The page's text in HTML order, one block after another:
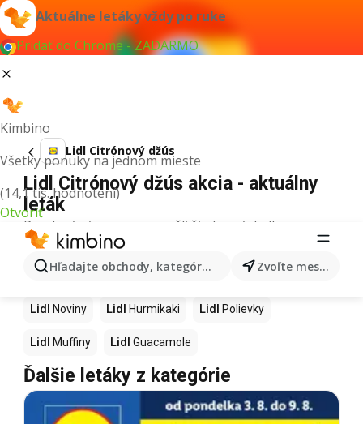
Aktuálne letáky vždy po ruke
Pridať do Chrome - ZADARMO
Kimbino
Všetky ponuky na jednom mieste
(14,1 tis. hodnotení)
Otvoriť
Hľadajte obchody, kategórie, produkty... Zvoľte mesto
Lidl Citrónový džús
Lidl Citrónový džús akcia - aktuálny
leták
Pre daný výraz sme nenašli žiadne výsledky.
Ďalšie produkty v obchodoch Lidl
Lidl Kapor Ashwagandha Nintendo Switch
Lidl Noviny Lidl Hurmikaki Lidl Polievky
Lidl Muffiny Lidl Guacamole
Ďalšie letáky z kategórie